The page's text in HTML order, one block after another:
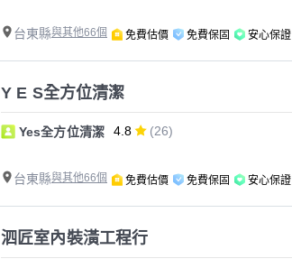
台東縣與其他66個 免費估價 免費保固 安心保證
Y E S全方位清潔
Yes全方位清潔 4.8 (26)
台東縣與其他66個 免費估價 免費保固 安心保證
泗匠室內裝潢工程行